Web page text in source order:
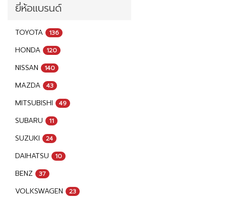
ยี่ห้อแบรนด์
TOYOTA 136
HONDA 120
NISSAN 140
MAZDA 43
MITSUBISHI 49
SUBARU 11
SUZUKI 24
DAIHATSU 10
BENZ 37
VOLKSWAGEN 23